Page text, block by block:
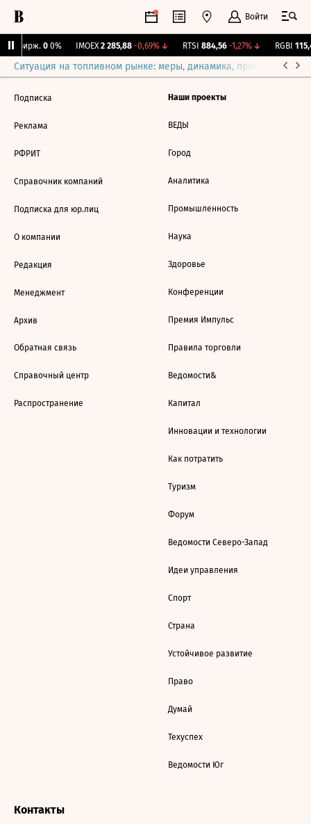
Войти
Бирж. 0 0% IMOEX 2 285,88 -0,69%↓ RTSI 884,56 -1,27%↓ RGBI 115,4
Ситуация на топливном рынке: меры, динамика, прогнозы
Подписка
Реклама
РФРИТ
Справочник компаний
Подписка для юр.лиц
О компании
Редакция
Менеджмент
Архив
Обратная связь
Справочный центр
Распространение
Наши проекты
ВЕДЫ
Город
Аналитика
Промышленность
Наука
Здоровье
Конференции
Премия Импульс
Правила торговли
Ведомости&
Капитал
Инновации и технологии
Как потратить
Туризм
Форум
Ведомости Северо-Запад
Идеи управления
Спорт
Страна
Устойчивое развитие
Право
Думай
Техуспех
Ведомости Юг
Контакты